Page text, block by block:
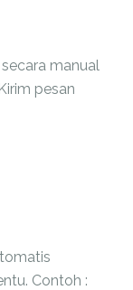
manual
pesan
Contoh :